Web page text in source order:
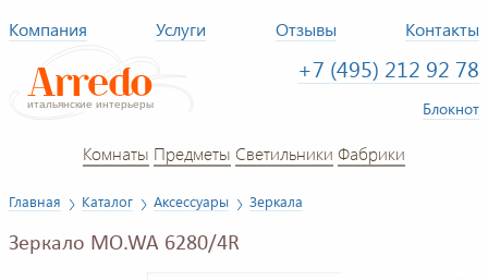
Компания Услуги Отзывы Контакты
+7 (495) 212 92 78
Блокнот
Комнаты Предметы Светильники Фабрики
Главная Каталог Аксессуары Зеркала
Зеркало MO.WA 6280/4R